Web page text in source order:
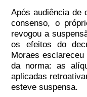
Após audiência de
consenso, o
revogou a
os efeitos do
Moraes
da norma: as
aplicadas
esteve suspensa.